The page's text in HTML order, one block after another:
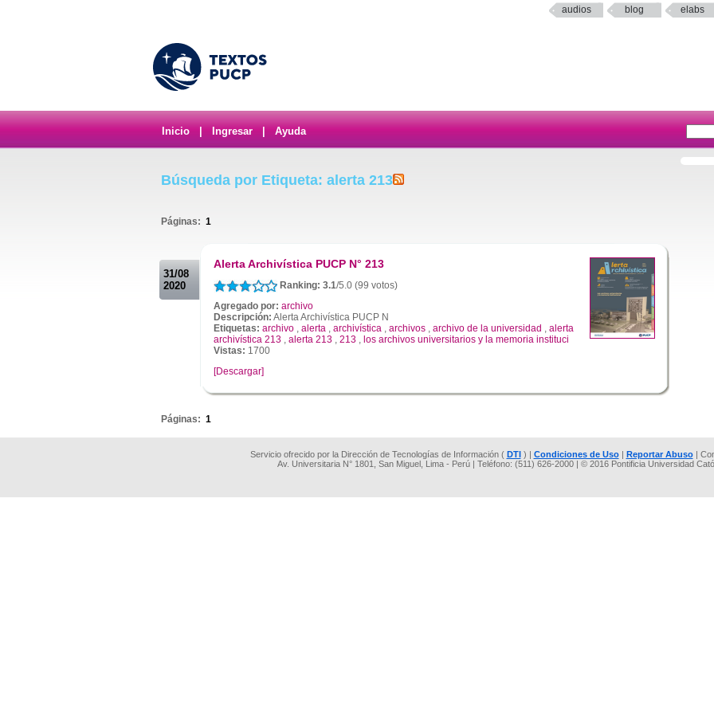
audios blog elabs
Inicio Ingresar Ayuda
Búsqueda por Etiqueta: alerta 213
Páginas: 1
31/08
2020
Alerta Archivística PUCP N° 213
Ranking: 3.1/5.0 (99 votos)
Agregado por: archivo
Descripción: Alerta Archivística PUCP N
Etiquetas: archivo , alerta , archivística , archivos , archivo de la universidad , alerta
archivística 213 , alerta 213 , 213 , los archivos universitarios y la memoria instituci
Vistas: 1700
[Descargar]
Páginas: 1
Servicio ofrecido por la Dirección de Tecnologías de Información ( DTI) | Condiciones de Uso| Reportar Abuso|
Av. Universitaria N° 1801, San Miguel, Lima - Perú | Teléfono: (511) 626-2000 | © 2016 Pontificia Universidad